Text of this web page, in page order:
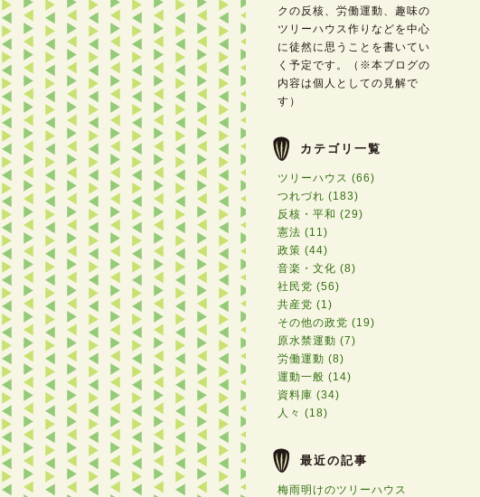
クの反核、労働運動、趣味の
ツリーハウス作りなどを中心
に徒然に思うことを書いてい
く予定です。（※本ブログの
内容は個人としての見解で
す）
カテゴリ一覧
ツリーハウス (66)
つれづれ (183)
反核・平和 (29)
憲法 (11)
政策 (44)
音楽・文化 (8)
社民党 (56)
共産党 (1)
その他の政党 (19)
原水禁運動 (7)
労働運動 (8)
運動一般 (14)
資料庫 (34)
人々 (18)
最近の記事
梅雨明けのツリーハウス